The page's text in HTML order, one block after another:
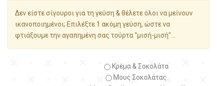
Δεν είστε σίγουροι για τη γεύση & θέλετε όλοι να μείνουν
ικανοποιημένοι; Επιλέξτε 1 ακόμη γεύση, ώστε να
φτιάξουμε την αγαπημένη σας τούρτα "μισή-μισή"...
Κρέμα & Σοκολάτα
Μους Σοκολάτας